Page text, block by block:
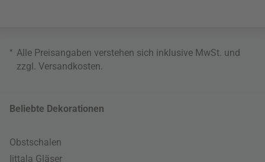
* Alle Preisangaben verstehen sich inklusive MwSt. und
zzgl. Versandkosten
Beliebte Dekorationen
Obstschalen
Iittala Gläser